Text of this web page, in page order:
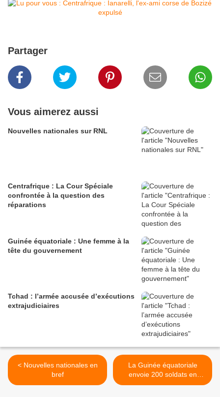
Partager
Vous aimerez aussi
Nouvelles nationales sur RNL
Centrafrique : La Cour Spéciale
confrontée à la question des
réparations
Guinée équatoriale : Une femme à la
tête du gouvernement
Tchad : l’armée accusée d’exécutions
extrajudiciaires
< Nouvelles nationales en
bref
La Guinée équatoriale
envoie 200 soldats en
Centrafrique >